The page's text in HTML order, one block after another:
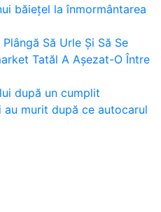
băiețel la înmormântarea
Să Urle Și Să Se
Tatăl A Așezat-O Între
după un cumplit
murit după ce autocarul